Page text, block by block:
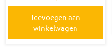
Toevoegen aan
winkelwagen